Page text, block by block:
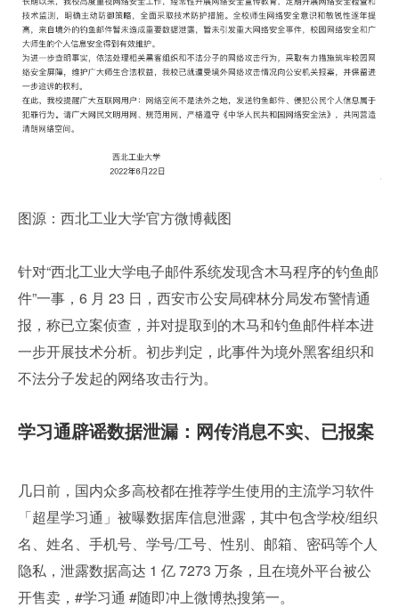
图源：西北工业大学官方微博截图
针对“西北工业大学电子邮件系统发现含木马程序的钓鱼邮
件”一事，6 月 23 日，西安市公安局碑林分局发布警情通
报，称已立案侦查，并对提取到的木马和钓鱼邮件样本进
一步开展技术分析。初步判定，此事件为境外黑客组织和
不法分子发起的网络攻击行为。
学习通辟谣数据泄漏：网传消息不实、已报案
几日前，国内众多高校都在推荐学生使用的主流学习软件
「超星学习通」被曝数据库信息泄露，其中包含学校/组织
名、姓名、手机号、学号/工号、性别、邮箱、密码等个人
隐私，泄露数据高达 1 亿 7273 万条，且在境外平台被公
开售卖，#学习通 #随即冲上微博热搜第一。